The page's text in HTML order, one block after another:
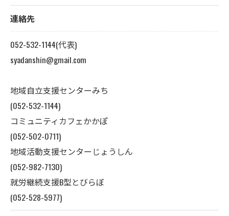
連絡先
052-532-1144(代表)
syadanshin@gmail.com
地域自立支援センターみち
(052-532-1144)
コミュニティカフェかかぽ
(052-502-0711)
地域活動支援センターじょうしん
(052-982-7130)
就労継続支援B型とびらぼ
(052-528-5977)